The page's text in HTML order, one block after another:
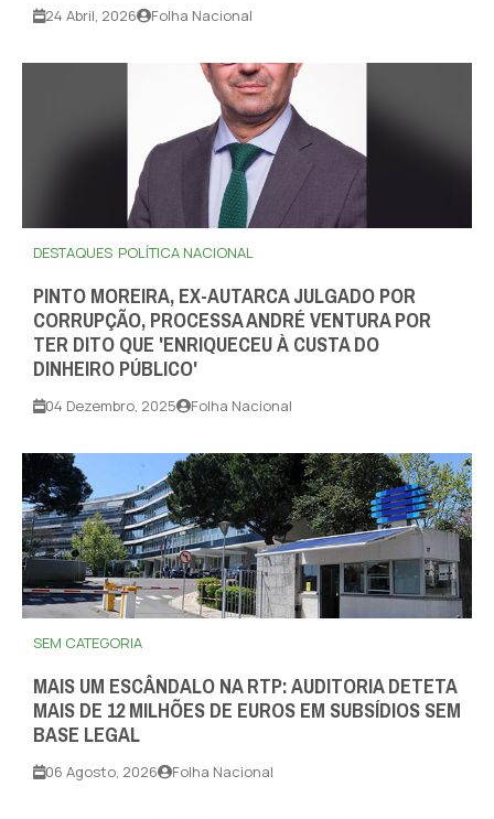
24 Abril, 2026 Folha Nacional
DESTAQUES POLÍTICA NACIONAL
PINTO MOREIRA, EX-AUTARCA JULGADO POR
CORRUPÇÃO, PROCESSA ANDRÉ VENTURA POR
TER DITO QUE 'ENRIQUECEU À CUSTA DO
DINHEIRO PÚBLICO'
04 Dezembro, 2025 Folha Nacional
SEM CATEGORIA
MAIS UM ESCÂNDALO NA RTP: AUDITORIA DETETA
MAIS DE 12 MILHÕES DE EUROS EM SUBSÍDIOS SEM
BASE LEGAL
06 Agosto, 2026 Folha Nacional